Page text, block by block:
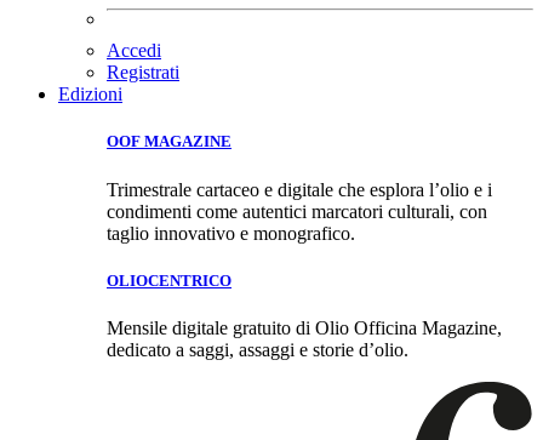
Accedi
Registrati
Edizioni
OOF MAGAZINE
Trimestrale cartaceo e digitale che esplora l’olio e i
condimenti come autentici marcatori culturali, con
taglio innovativo e monografico.
OLIOCENTRICO
Mensile digitale gratuito di Olio Officina Magazine,
dedicato a saggi, assaggi e storie d’olio.